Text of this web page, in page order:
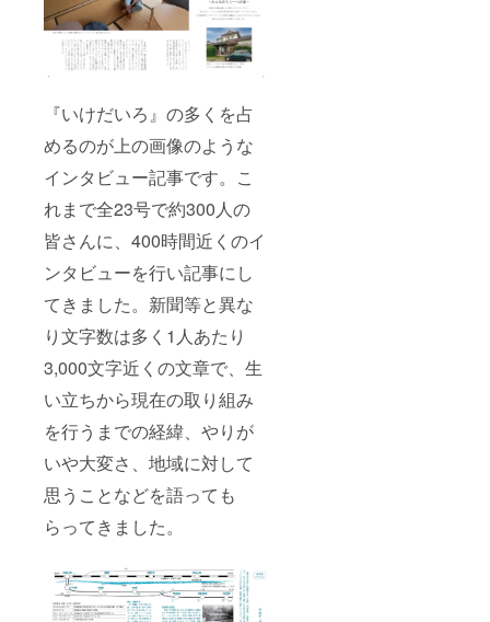
『いけだいろ』の多くを占
めるのが上の画像のような
インタビュー記事です。こ
れまで全23号で約300人の
皆さんに、400時間近くのイ
ンタビューを行い記事にし
てきました。新聞等と異な
り文字数は多く1人あたり
3,000文字近くの文章で、生
い立ちから現在の取り組み
を行うまでの経緯、やりが
いや大変さ、地域に対して
思うことなどを語っても
らってきました。